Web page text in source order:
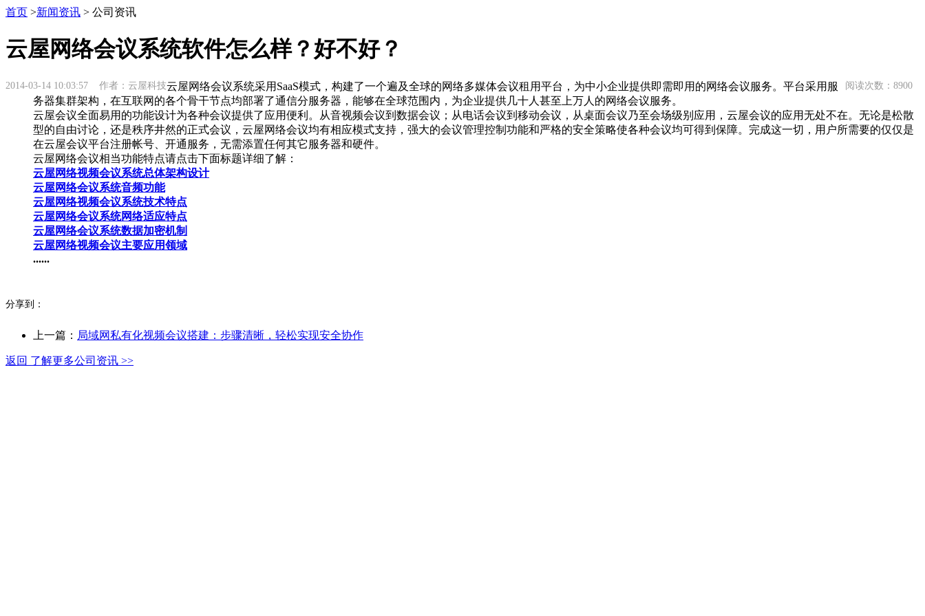
首页 >新闻资讯 > 公司资讯
云屋网络会议系统软件怎么样？好不好？
2014-03-14 10:03:57 作者：云屋科技 阅读次数：8900
云屋网络会议系统采用SaaS模式，构建了一个遍及全球的网络多媒体会议租用平台，为中小企业提供即需即用的网络会议服务。平台采用服
务器集群架构，在互联网的各个骨干节点均部署了通信分服务器，能够在全球范围内，为企业提供几十人甚至上万人的网络会议服务。
云屋会议全面易用的功能设计为各种会议提供了应用便利。从音视频会议到数据会议；从电话会议到移动会议，从桌面会议乃至会场级别应用，云屋会议的应用无处不在。无论是松散
型的自由讨论，还是秩序井然的正式会议，云屋网络会议均有相应模式支持，强大的会议管理控制功能和严格的安全策略使各种会议均可得到保障。完成这一切，用户所需要的仅仅是
在云屋会议平台注册帐号、开通服务，无需添置任何其它服务器和硬件。
云屋网络会议相当功能特点请点击下面标题详细了解：
云屋网络视频会议系统总体架构设计
云屋网络会议系统音频功能
云屋网络视频会议系统技术特点
云屋网络会议系统网络适应特点
云屋网络会议系统数据加密机制
云屋网络视频会议主要应用领域
......
分享到：
上一篇： 局域网私有化视频会议搭建：步骤清晰，轻松实现安全协作
返回 了解更多公司资讯 >>